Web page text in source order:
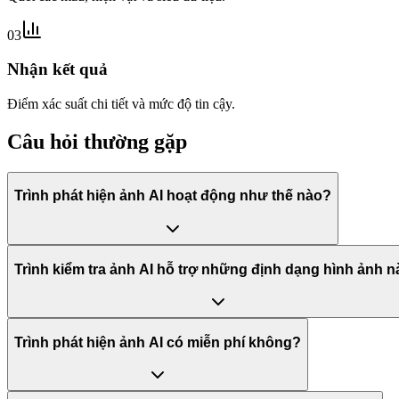
03
Nhận kết quả
Điểm xác suất chi tiết và mức độ tin cậy.
Câu hỏi thường gặp
Trình phát hiện ảnh AI hoạt động như thế nào?
Trình kiểm tra ảnh AI hỗ trợ những định dạng hình ảnh
Trình phát hiện ảnh AI có miễn phí không?